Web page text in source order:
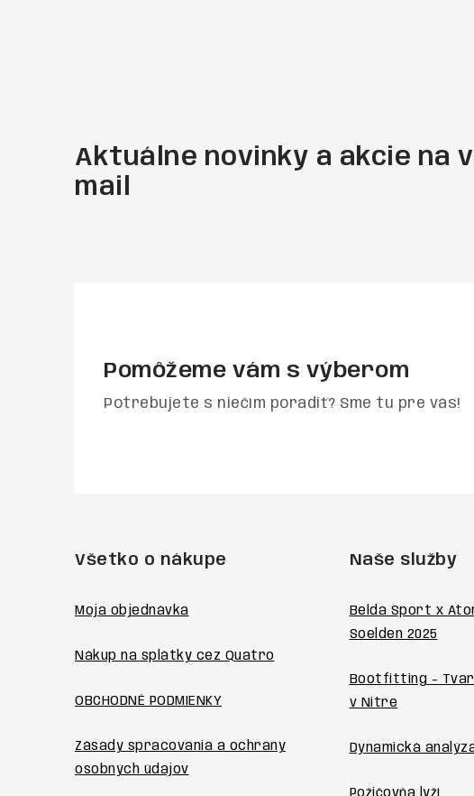
Aktuálne novinky a akcie na
mail
Pomôžeme vám s výberom
Potrebujete s niečím poradiť? Sme tu pre vás!
Všetko o nákupe
Moja objednávka
Nákup na splátky cez Quatro
OBCHODNÉ PODMIENKY
Zásady spracovania a ochrany
osobných údajov
Naše služby
Belda Sport x
Soelden 2025
Bootfitting -
v Nitre
Dynamická
Požičovňa lyží